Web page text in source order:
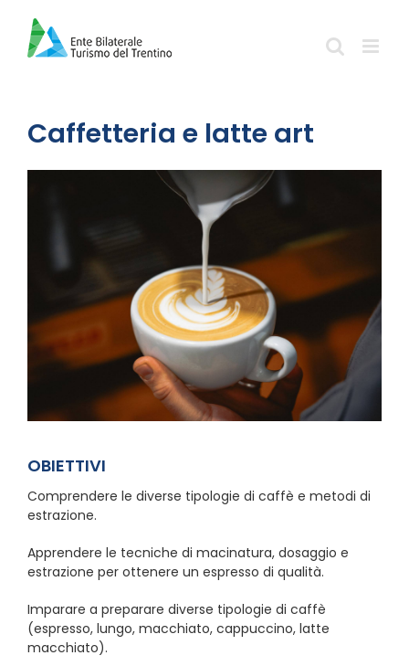
contenuto
Caffetteria e latte art
OBIETTIVI
Comprendere le diverse tipologie di caffè e metodi di
estrazione.
Apprendere le tecniche di macinatura, dosaggio e
estrazione per ottenere un espresso di qualità.
Imparare a preparare diverse tipologie di caffè
(espresso, lungo, macchiato, cappuccino, latte
macchiato).